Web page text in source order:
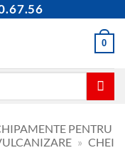
0
PENTRU
» CHEI